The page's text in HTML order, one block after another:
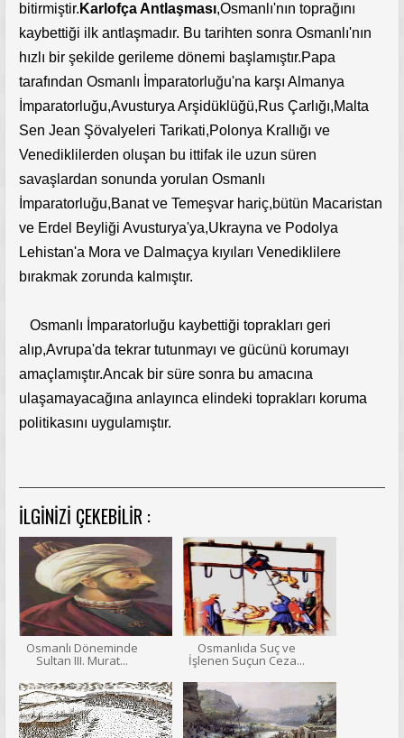
bitirmiştir. Karlofça Antlaşması,Osmanlı'nın toprağını
kaybettiği ilk antlaşmadır. Bu tarihten sonra Osmanlı'nın
hızlı bir şekilde gerileme dönemi başlamıştır.Papa
tarafından Osmanlı İmparatorluğu'na karşı Almanya
İmparatorluğu,Avusturya Arşidüklüğü,Rus Çarlığı,Malta
Sen Jean Şövalyeleri Tarikati,Polonya Krallığı ve
Venediklilerden oluşan bu ittifak ile uzun süren
savaşlardan sonunda yorulan Osmanlı
İmparatorluğu,Banat ve Temeşvar hariç,bütün Macaristan
ve Erdel Beyliği Avusturya'ya,Ukrayna ve Podolya
Lehistan'a Mora ve Dalmaçya kıyıları Venediklilere
bırakmak zorunda kalmıştır.
Osmanlı İmparatorluğu kaybettiği toprakları geri
alıp,Avrupa'da tekrar tutunmayı ve gücünü korumayı
amaçlamıştır.Ancak bir süre sonra bu amacına
ulaşamayacağına anlayınca elindeki toprakları koruma
politikasını uygulamıştır.
İLGINIZI ÇEKEBILIR :
Osmanlı Döneminde
Sultan III. Murat...
Osmanlıda Suç ve
İşlenen Suçun Ceza...